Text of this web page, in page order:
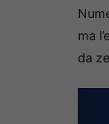
ma
da